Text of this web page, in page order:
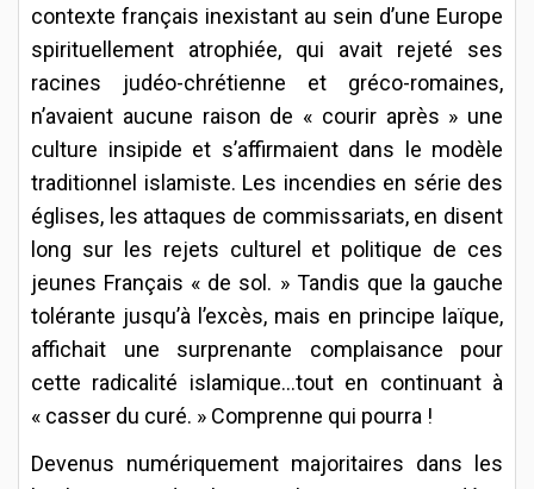
contexte français inexistant au sein d’une Europe
spirituellement atrophiée, qui avait rejeté ses
racines judéo-chrétienne et gréco-romaines,
n’avaient aucune raison de « courir après » une
culture insipide et s’affirmaient dans le modèle
traditionnel islamiste. Les incendies en série des
églises, les attaques de commissariats, en disent
long sur les rejets culturel et politique de ces
jeunes Français « de sol. » Tandis que la gauche
tolérante jusqu’à l’excès, mais en principe laïque,
affichait une surprenante complaisance pour
cette radicalité islamique…tout en continuant à
« casser du curé. » Comprenne qui pourra !
Devenus numériquement majoritaires dans les